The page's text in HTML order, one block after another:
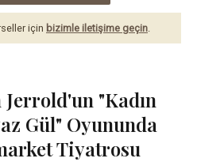
için bizimle iletişime geçin
"Kadın
Gül" Oyununda
Tiyatrosu